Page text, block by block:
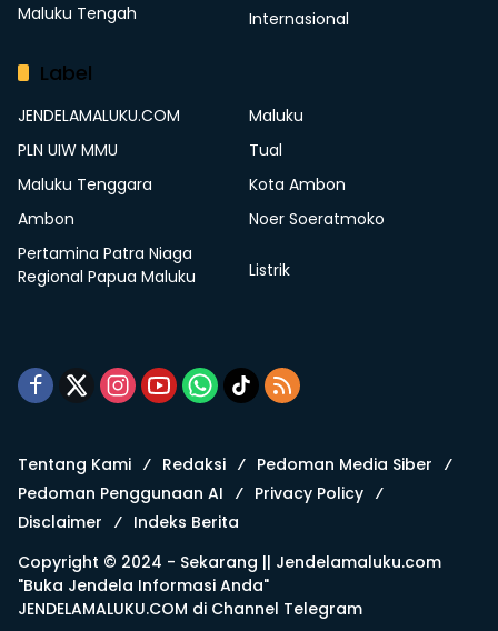
Maluku Tengah
Internasional
Label
JENDELAMALUKU.COM
Maluku
PLN UIW MMU
Tual
Maluku Tenggara
Kota Ambon
Ambon
Noer Soeratmoko
Pertamina Patra Niaga
Regional Papua Maluku
Listrik
Tentang Kami Redaksi
Pedoman Media Siber
Pedoman Penggunaan AI
Privacy Policy
Disclaimer
Indeks Berita
Copyright © 2024 - Sekarang || Jendelamaluku.com
"Buka Jendela Informasi Anda"
JENDELAMALUKU.COM di Channel Telegram